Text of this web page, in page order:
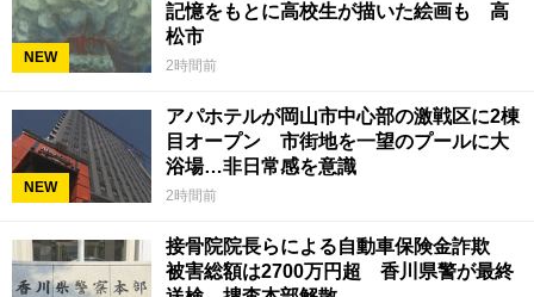
NEW
記憶をもとに高校生が描いた絵画も 高
松市
2時間前
NEW
アパホテルが岡山市中心部の激戦区に2棟
目オープン 市街地を一望のプールに大
浴場…非日常感を意識
2時間前
接骨院院長らによる自動車保険金詐欺
被害総額は2700万円超 香川県警が最終